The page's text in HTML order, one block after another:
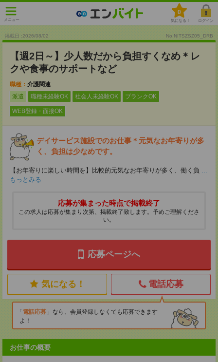
メニュー
0
気になる！ ログイン
掲載日 :2026/08/02 No.NITSZSZ05_DRB
【週2日～】少人数だから負担すくなめ＊レ
クや食事のサポートなど
職種： 介護関連
派遣
職種未経験OK 社会人未経験OK ブランクOK
WEB登録・面接OK
デイサービス施設でのお仕事＊元気なお年寄りが多
く、負担は少なめです。
【お年寄りに楽しい時間を】比較的元気なお年寄りが多く、働く負 ...
もっとみる
応募が集まった時点で掲載終了
この求人は応募が集まり次第、掲載終了致します。予めご理解くださ
い。
応募ページへ
気になる！ 電話応募
電話応募
なら、会員登録しなくても応募できます
よ！
お仕事の概要